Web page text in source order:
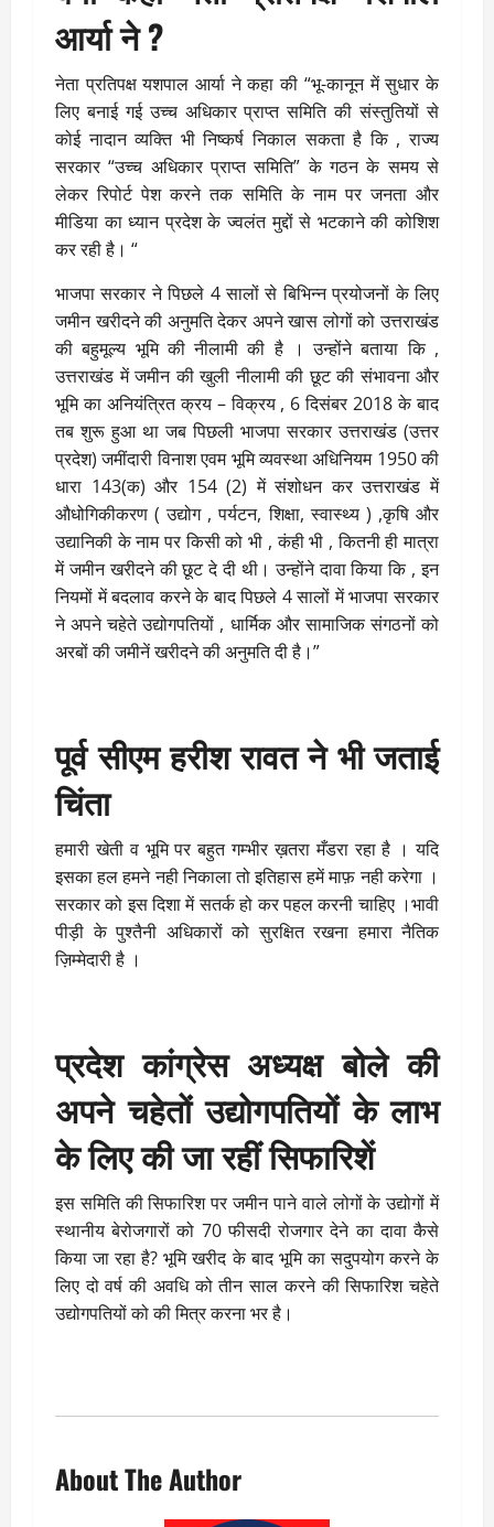
आर्या ने ?
नेता प्रतिपक्ष यशपाल आर्या ने कहा की “भू-कानून में सुधार के
लिए बनाई गई उच्च अधिकार प्राप्त समिति की संस्तुतियों से
कोई नादान व्यक्ति भी निष्कर्ष निकाल सकता है कि , राज्य
सरकार “उच्च अधिकार प्राप्त समिति” के गठन के समय से
लेकर रिपोर्ट पेश करने तक समिति के नाम पर जनता और
मीडिया का ध्यान प्रदेश के ज्वलंत मुद्दों से भटकाने की कोशिश
कर रही है। “
भाजपा सरकार ने पिछले 4 सालों से बिभिन्न प्रयोजनों के लिए
जमीन खरीदने की अनुमति देकर अपने खास लोगों को उत्तराखंड
की बहुमूल्य भूमि की नीलामी की है । उन्होंने बताया कि ,
उत्तराखंड में जमीन की खुली नीलामी की छूट की संभावना और
भूमि का अनियंत्रित क्रय – विक्रय , 6 दिसंबर 2018 के बाद
तब शुरू हुआ था जब पिछली भाजपा सरकार उत्तराखंड (उत्तर
प्रदेश) जमींदारी विनाश एवम भूमि व्यवस्था अधिनियम 1950 की
धारा 143(क) और 154 (2) में संशोधन कर उत्तराखंड में
औधोगिकीकरण ( उद्योग , पर्यटन, शिक्षा, स्वास्थ्य ) ,कृषि और
उद्यानिकी के नाम पर किसी को भी , कंही भी , कितनी ही मात्रा
में जमीन खरीदने की छूट दे दी थी। उन्होंने दावा किया कि , इन
नियमों में बदलाव करने के बाद पिछले 4 सालों में भाजपा सरकार
ने अपने चहेते उद्योगपतियों , धार्मिक और सामाजिक संगठनों को
अरबों की जमीनें खरीदने की अनुमति दी है।”
पूर्व सीएम हरीश रावत ने भी जताई
चिंता
हमारी खेती व भूमि पर बहुत गम्भीर ख़तरा मँडरा रहा है । यदि
इसका हल हमने नही निकाला तो इतिहास हमें माफ़ नही करेगा ।
सरकार को इस दिशा में सतर्क हो कर पहल करनी चाहिए ।भावी
पीड़ी के पुश्तैनी अधिकारों को सुरक्षित रखना हमारा नैतिक
ज़िम्मेदारी है ।
प्रदेश कांग्रेस अध्यक्ष बोले की
अपने चहेतों उद्योगपतियों के लाभ
के लिए की जा रहीं सिफारिशें
इस समिति की सिफारिश पर जमीन पाने वाले लोगों के उद्योगों में
स्थानीय बेरोजगारों को 70 फीसदी रोजगार देने का दावा कैसे
किया जा रहा है? भूमि खरीद के बाद भूमि का सदुपयोग करने के
लिए दो वर्ष की अवधि को तीन साल करने की सिफारिश चहेते
उद्योगपतियों को की मित्र करना भर है।
About The Author